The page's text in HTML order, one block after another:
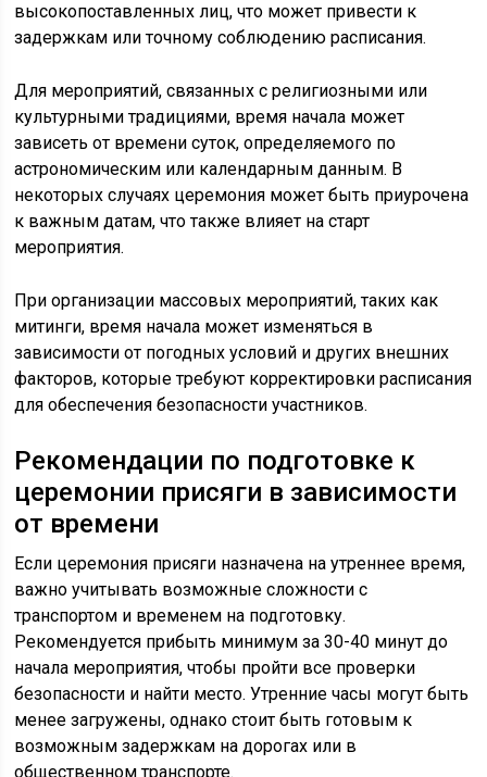
высокопоставленных лиц, что может привести к
задержкам или точному соблюдению расписания.
Для мероприятий, связанных с религиозными или
культурными традициями, время начала может
зависеть от времени суток, определяемого по
астрономическим или календарным данным. В
некоторых случаях церемония может быть приурочена
к важным датам, что также влияет на старт
мероприятия.
При организации массовых мероприятий, таких как
митинги, время начала может изменяться в
зависимости от погодных условий и других внешних
факторов, которые требуют корректировки расписания
для обеспечения безопасности участников.
Рекомендации по подготовке к
церемонии присяги в зависимости
от времени
Если церемония присяги назначена на утреннее время,
важно учитывать возможные сложности с
транспортом и временем на подготовку.
Рекомендуется прибыть минимум за 30-40 минут до
начала мероприятия, чтобы пройти все проверки
безопасности и найти место. Утренние часы могут быть
менее загружены, однако стоит быть готовым к
возможным задержкам на дорогах или в
общественном транспорте.